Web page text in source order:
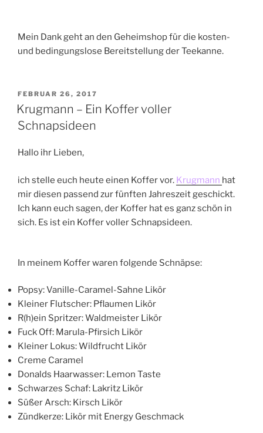
Mein Dank geht an den Geheimshop für die kosten-
und bedingungslose Bereitstellung der Teekanne.
VERÖFFENTLICHT
AM
FEBRUAR 26, 2017
Krugmann – Ein Koffer voller
Schnapsideen
Hallo ihr Lieben,
ich stelle euch heute einen Koffer vor. Krugmann hat
mir diesen passend zur fünften Jahreszeit geschickt.
Ich kann euch sagen, der Koffer hat es ganz schön in
sich. Es ist ein Koffer voller Schnapsideen.
In meinem Koffer waren folgende Schnäpse:
Popsy: Vanille-Caramel-Sahne Likör
Kleiner Flutscher: Pflaumen Likör
R(h)ein Spritzer: Waldmeister Likör
Fuck Off: Marula-Pfirsich Likör
Kleiner Lokus: Wildfrucht Likör
Creme Caramel
Donalds Haarwasser: Lemon Taste
Schwarzes Schaf: Lakritz Likör
Süßer Arsch: Kirsch Likör
Zündkerze: Likör mit Energy Geschmack